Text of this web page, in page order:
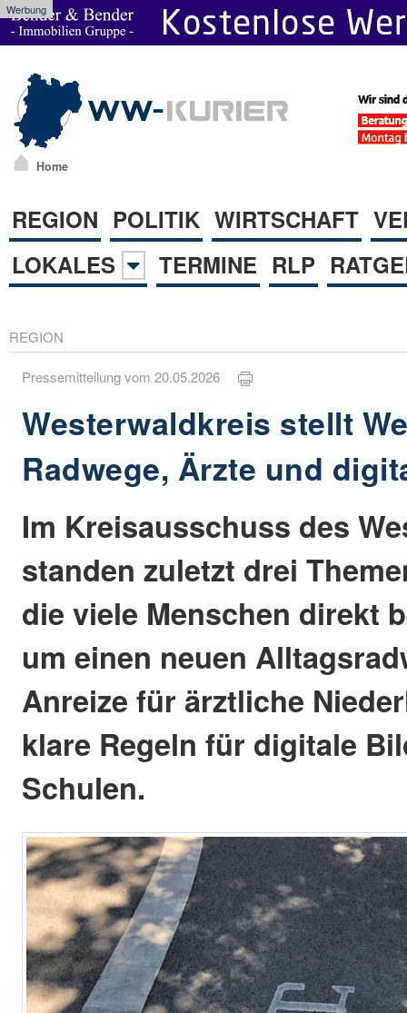
Werbung
Home
REGION POLITIK WIRTSCHAFT
LOKALES
TERMINE RLP
REGION
Pressemitteilung vom 20.05.2026
Westerwaldkreis stellt
Radwege, Ärzte und
Im Kreisausschuss des
standen zuletzt drei
die viele Menschen direkt
um einen neuen
Anreize für ärztliche
klare Regeln für digitale
Schulen.